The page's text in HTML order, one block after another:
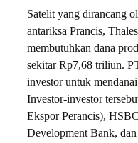
Satelit yang dirancang
antariksa Prancis,
membutuhkan dana
sekitar Rp7,68 triliun.
investor untuk
Investor-investor
Ekspor Perancis),
Development Bank,